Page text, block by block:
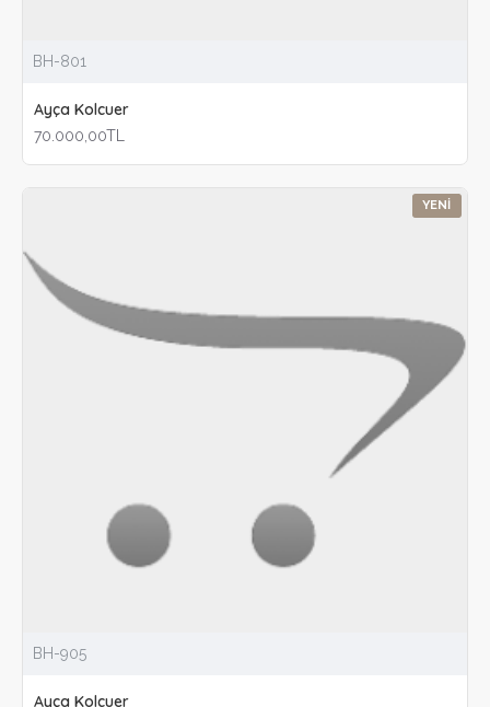
BH-801
Ayça Kolcuer
70.000,00TL
YENI
BH-905
Ayça Kolcuer